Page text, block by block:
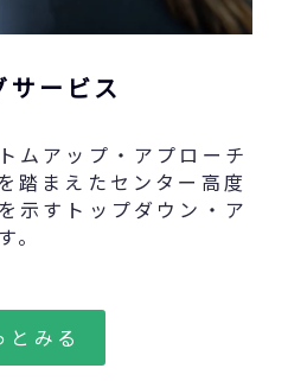
サービス
ムアップ・アプローチ
踏まえたセンター高度
示すトップダウン・ア
。
とみる